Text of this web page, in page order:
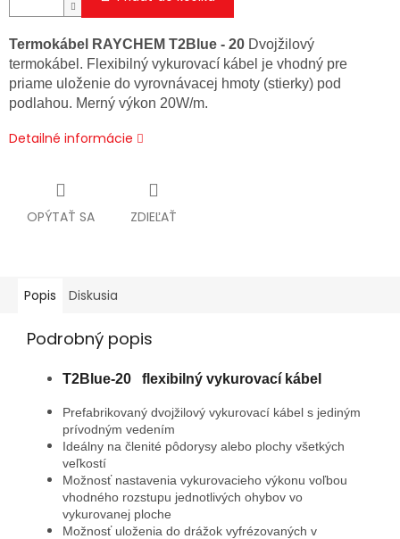
Termokábel RAYCHEM T2Blue - 20 Dvojžilový
termokábel. Flexibilný vykurovací kábel je vhodný pre
priame uloženie do vyrovnávacej hmoty (stierky) pod
podlahou. Merný výkon 20W/m.
Detailné informácie
OPÝTAŤ SA ZDIEĽAŤ
Popis Diskusia
Podrobný popis
T2Blue-20 flexibilný vykurovací kábel
Prefabrikovaný dvojžilový vykurovací kábel s jediným
prívodným vedením
Ideálny na členité pôdorysy alebo plochy všetkých
veľkostí
Možnosť nastavenia vykurovacieho výkonu voľbou
vhodného rozstupu jednotlivých ohybov vo
vykurovanej ploche
Možnosť uloženia do drážok vyfrézovaných v